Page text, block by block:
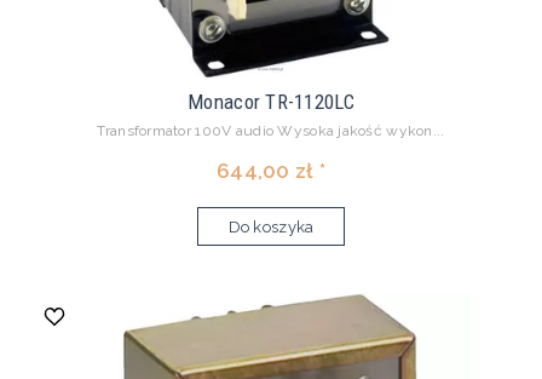
Monacor TR-1120LC
Transformator 100V audio Wysoka jakość wykon...
644,00 zł *
Do koszyka